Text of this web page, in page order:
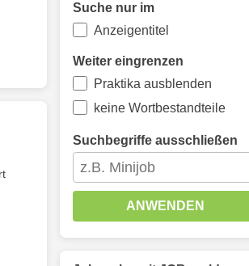
Suche nur im
Anzeigentitel
Weiter eingrenzen
Praktika ausblenden
keine Wortbestandteile
Suchbegriffe ausschließen
ANWENDEN